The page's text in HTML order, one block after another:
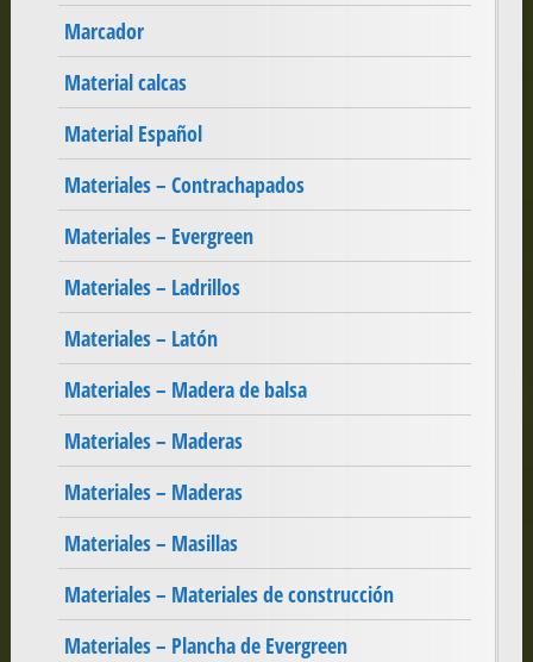
Marcador
Material calcas
Material Español
Materiales – Contrachapados
Materiales – Evergreen
Materiales – Ladrillos
Materiales – Latón
Materiales – Madera de balsa
Materiales – Maderas
Materiales – Maderas
Materiales – Masillas
Materiales – Materiales de construcción
Materiales – Plancha de Evergreen